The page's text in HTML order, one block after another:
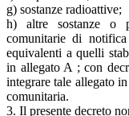
g) sostanze radioattive;
h) altre sostanze o
comunitarie di
equivalenti a quelli
in allegato A ; con
integrare tale allegato
comunitaria.
3. Il presente decreto